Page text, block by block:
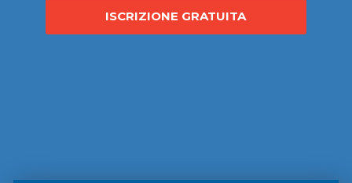
ISCRIZIONE GRATUITA